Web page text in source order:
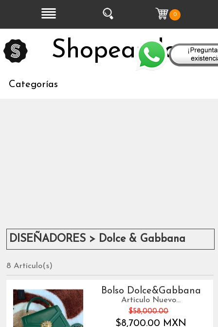
0
Shopeandoo
Categorías
DISEÑADORES > Dolce & Gabbana
8 Artículo(s)
Bolso Dolce&Gabbana
Artículo Nuevo...
$58,000.00
$8,700.00 MXN